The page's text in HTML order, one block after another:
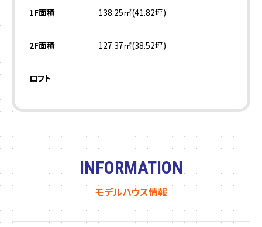
1F面積 138.25㎡(41.82坪)
2F面積 127.37㎡(38.52坪)
ロフト
INFORMATION
モデルハウス情報